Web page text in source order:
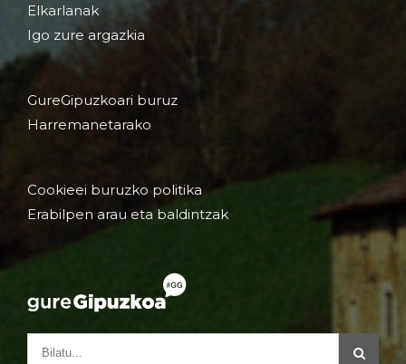
Elkarlanak
Igo zure argazkia
GureGipuzkoari buruz
Harremanetarako
Cookieei buruzko politika
Erabilpen arau eta baldintzak